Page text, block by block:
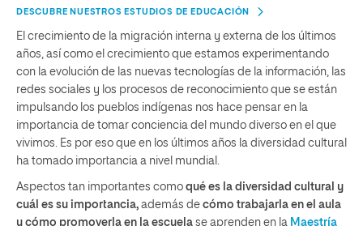
DESCUBRE NUESTROS ESTUDIOS DE EDUCACIÓN
El crecimiento de la migración interna y externa de los últimos
años, así como el crecimiento que estamos experimentando
con la evolución de las nuevas tecnologías de la información, las
redes sociales y los procesos de reconocimiento que se están
impulsando los pueblos indígenas nos hace pensar en la
importancia de tomar conciencia del mundo diverso en el que
vivimos. Es por eso que en los últimos años la diversidad cultural
ha tomado importancia a nivel mundial.
Aspectos tan importantes como qué es la diversidad cultural y
cuál es su importancia, además de cómo trabajarla en el aula
y cómo promoverla en la escuela se aprenden en la Maestría